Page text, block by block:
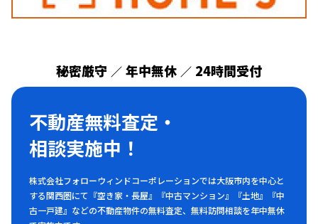
秘密厳守 ／ 年中無休 ／ 24時間受付
不動産無料査定・
相談実施中！
株式会社フォローウィンドコーポレーションでは大阪市内を中心と
する関西圏にて『空き家・長屋』『中古マンション』『土地』『中
古一戸建』などの不動産物件の無料査定、無料訪問相談を年中無休